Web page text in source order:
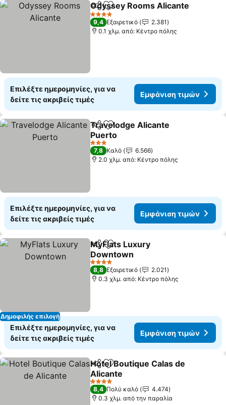
Κοινοποίηση
Προσθήκη στα αγαπημένα
Odyssey Rooms Alicante
4 Αστέρια
9,4 Εξαιρετικό
2.381
0.1 χλμ. από: Κέντρο πόλης
Επιλέξτε ημερομηνίες, για να
δείτε τις ακριβείς τιμές
Εμφάνιση τιμών
Κοινοποίηση
Προσθήκη στα αγαπημένα
Travelodge Alicante
Puerto
3 Αστέρια
7,8 Καλό
6.566
2.0 χλμ. από: Κέντρο πόλης
Επιλέξτε ημερομηνίες, για να
δείτε τις ακριβείς τιμές
Εμφάνιση τιμών
Δημοφιλής επιλογή
Κοινοποίηση
Προσθήκη στα αγαπημένα
MyFlats Luxury
Downtown
4 Αστέρια
8,8 Εξαιρετικό
2.021
0.3 χλμ. από: Κέντρο πόλης
Επιλέξτε ημερομηνίες, για να
δείτε τις ακριβείς τιμές
Εμφάνιση τιμών
Κοινοποίηση
Προσθήκη στα αγαπημένα
Hotel Boutique Calas de
Alicante
4 Αστέρια
8,4 Πολύ καλό
4.474
0.3 χλμ. από την παραλία